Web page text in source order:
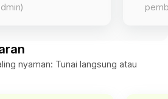
nyaman: Tunai langsung atau